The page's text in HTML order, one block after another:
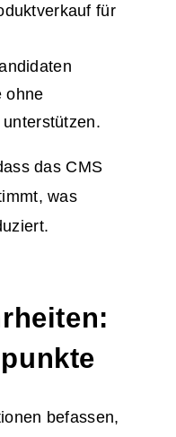
für
ohne
das CMS
was
befassen,